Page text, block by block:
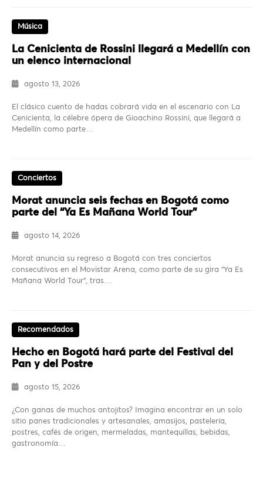
Música
La Cenicienta de Rossini llegará a Medellín con
un elenco internacional
agosto 13, 2026
El clásico cuento de hadas cobrará vida en el escenario con La
Cenicienta, la célebre ópera de Gioachino Rossini, que llegará a
Medellín como parte…
Conciertos
Morat anuncia seis fechas en Bogotá como
parte del “Ya Es Mañana World Tour”
agosto 14, 2026
Morat anuncia su regreso a Bogotá con tres conciertos
consecutivos en el Movistar Arena, como parte de su gira “Ya Es
Mañana World Tour”, tras…
Recomendados
Hecho en Bogotá hará parte del Festival del
Pan y del Postre
agosto 15, 2026
¿Con ganas de muchos antojitos? Imagina encontrar en un solo
sitio panes tradicionales y artesanales, amasijos, pastelería,
postres, cafés de origen, mermeladas, mantequillas, bebidas,
gastronomía…